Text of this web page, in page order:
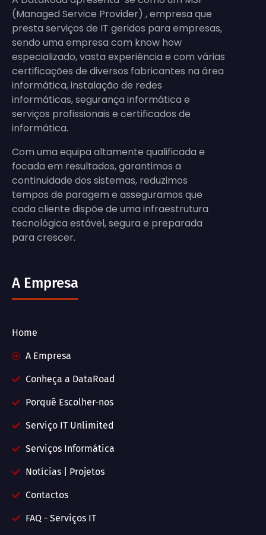
(Managed Service Provider) , empresa que
presta serviços de IT geridos para empresas,
sendo uma empresa com know how
especializado, vasta experiência e com várias
certificações de diversos fabricantes na área
informática, instalação de redes
informáticas, segurança informática e
serviços profissionais e certificados de
informática.
Com uma equipa altamente qualificada e
focada em resultados, garantimos a
continuidade dos sistemas, reduzimos
tempos de paragem e asseguramos que
cada cliente dispõe de uma infraestrutura
tecnológica estável, segura e preparada
para crescer.
A Empresa
Home
A Empresa
Conheça a DataRoad
Porquê Escolher-nos
Serviço IT Unlimited
Serviços Informática
Notícias | Projetos
Contactos
FAQ - Serviços IT